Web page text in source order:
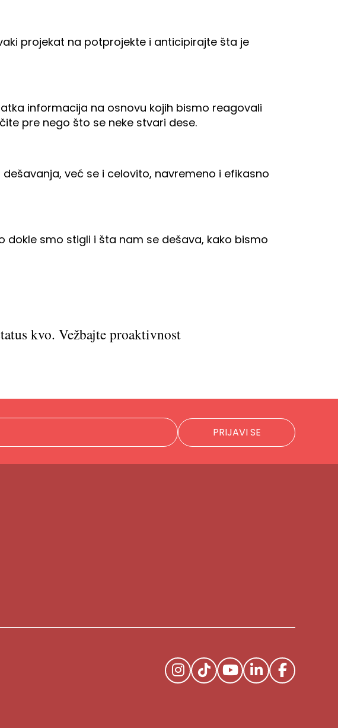
projekat na potprojekte i anticipirajte šta je
informacija na osnovu kojih bismo reagovali
pre nego što se neke stvari dese.
već se i celovito, navremeno i efikasno
smo stigli i šta nam se dešava, kako bismo
kvo. Vežbajte proaktivnost
PRIJAVI SE